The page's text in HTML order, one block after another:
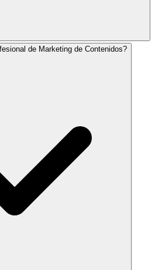
de Marketing de Contenidos?